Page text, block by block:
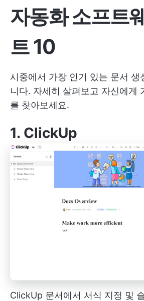
자동화 소프트
트 10
시중에서 가장 인기 있는 문서 생
니다. 자세히 살펴보고 자신에게
를 찾아보세요.
1. ClickUp
ClickUp 문서에서 서식 지정 및